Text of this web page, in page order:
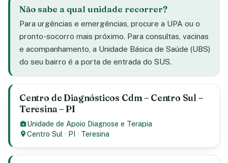
Não sabe a qual unidade recorrer?
Para urgências e emergências, procure a UPA ou o
pronto-socorro mais próximo. Para consultas, vacinas
e acompanhamento, a Unidade Básica de Saúde (UBS)
do seu bairro é a porta de entrada do SUS.
Centro de Diagnósticos Cdm – Centro Sul –
Teresina – PI
Unidade de Apoio Diagnose e Terapia
Centro Sul · PI · Teresina